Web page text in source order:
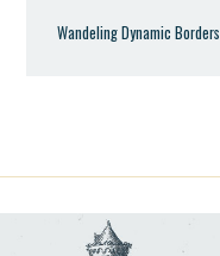
Wandeling Dynamic Borders